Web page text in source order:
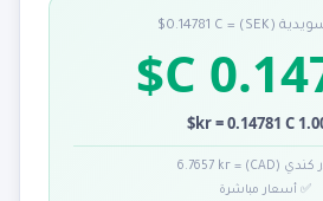
1.0000 kr
✅ أسعار مباشرة